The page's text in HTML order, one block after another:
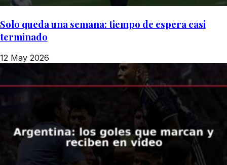
Solo queda una semana: tiempo de espera casi
terminado
12 May 2026